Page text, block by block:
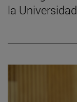
la Universidad